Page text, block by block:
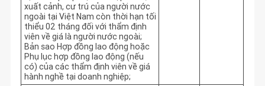
xuất cảnh, cư trú của người nước
ngoài tại Việt Nam còn thời hạn tối
thiểu 02 tháng đối với thẩm định
viên về giá là người nước ngoài;
Bản sao Hợp đồng lao động hoặc
Phụ lục hợp đồng lao động (nếu
có) của các thẩm định viên về giá
hành nghề tại doanh nghiệp;